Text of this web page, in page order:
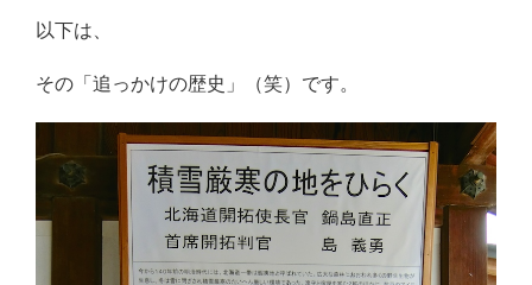
以下は、
その「追っかけの歴史」（笑）です。